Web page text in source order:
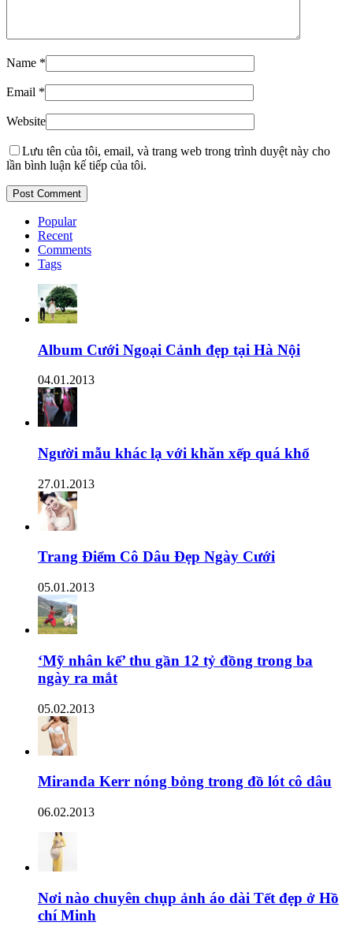
Name *
Email *
Website
Lưu tên của tôi, email, và trang web trong trình duyệt này cho
lần bình luận kế tiếp của tôi.
Popular
Recent
Comments
Tags
Album Cưới Ngoại Cảnh đẹp tại Hà Nội
04.01.2013
Người mẫu khác lạ với khăn xếp quá khổ
27.01.2013
Trang Điểm Cô Dâu Đẹp Ngày Cưới
05.01.2013
‘Mỹ nhân kế’ thu gần 12 tỷ đồng trong ba
ngày ra mắt
05.02.2013
Miranda Kerr nóng bỏng trong đồ lót cô dâu
06.02.2013
Nơi nào chuyên chụp ảnh áo dài Tết đẹp ở Hồ
chí Minh